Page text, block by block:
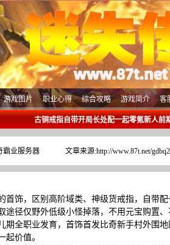
客
游戏简介
综合攻略
职业心得
游戏图片
古铜戒指自带开局长处配一起零氪新人前
霸业服务器 文章来源:http://www.87t.net/
首饰，区别高阶域类、神级货戒指，自带
途径仅野外低级小怪掉落，不用元宝购置
期全职业发育，首饰首发比奇新手村外围
起价值。